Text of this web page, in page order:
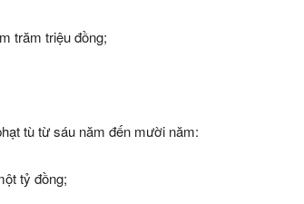
trăm triệu đồng;
tù từ sáu năm đến mười năm:
tỷ đồng;